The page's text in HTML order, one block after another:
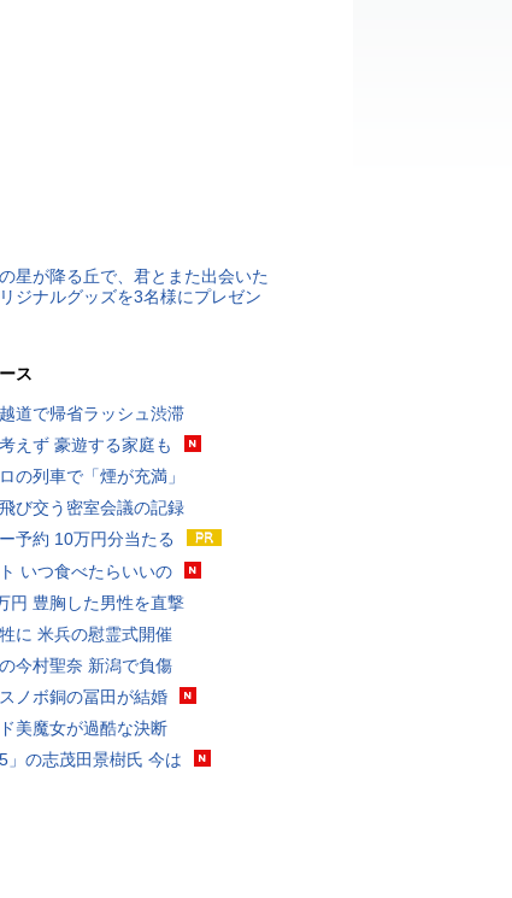
星が降る丘で、君とまた出会いた
ジナルグッズを3名様にプレゼン
ス
道で帰省ラッシュ渋滞
えず 豪遊する家庭も
の列車で「煙が充満」
び交う密室会議の記録
予約 10万円分当たる
いつ食べたらいいの
円 豊胸した男性を直撃
に 米兵の慰霊式開催
今村聖奈 新潟で負傷
ノボ銅の冨田が結婚
美魔女が過酷な決断
5」の志茂田景樹氏 今は